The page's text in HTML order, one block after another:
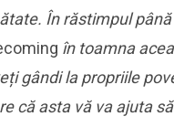
În răstimpul
în toamna
gândi la propriile
că asta vă va ajuta